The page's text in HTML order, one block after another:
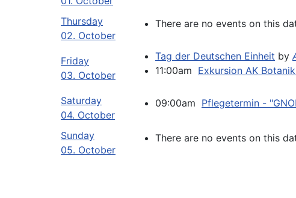
Thursday
02. October
There are no events on this
Friday
03. October
Tag der Deutschen Einheit by
11:00am Exkursion AK
Saturday
04. October
09:00am Pflegetermin -
Sunday
05. October
There are no events on this